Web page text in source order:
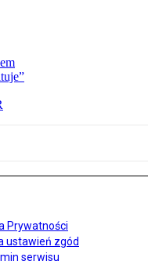
Prywatności
ustawień zgód
serwisu